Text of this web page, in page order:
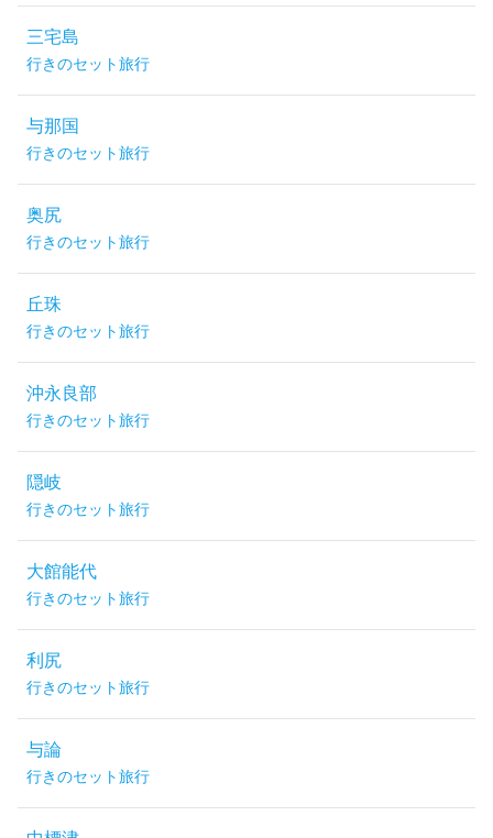
三宅島
行きのセット旅行
与那国
行きのセット旅行
奥尻
行きのセット旅行
丘珠
行きのセット旅行
沖永良部
行きのセット旅行
隠岐
行きのセット旅行
大館能代
行きのセット旅行
利尻
行きのセット旅行
与論
行きのセット旅行